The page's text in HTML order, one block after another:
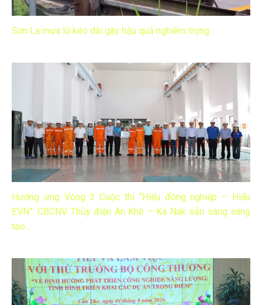
Sơn La mưa lũ kéo dài gây hậu quả nghiêm trọng
Hưởng ứng Vòng 3 Cuộc thi “Hiểu đồng nghiệp – Hiểu
EVN”: CBCNV Thủy điện An Khê – Ka Nak sẵn sàng sáng
tạo...